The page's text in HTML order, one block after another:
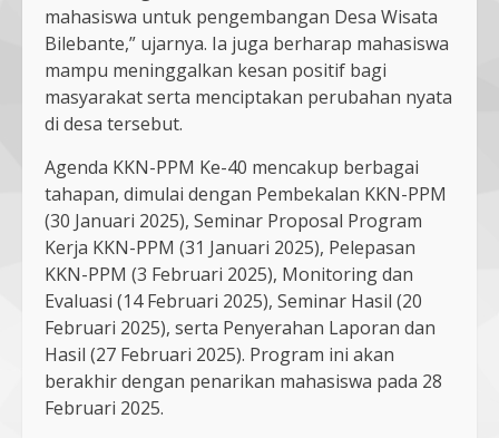
mahasiswa untuk pengembangan Desa Wisata
Bilebante,” ujarnya. Ia juga berharap mahasiswa
mampu meninggalkan kesan positif bagi
masyarakat serta menciptakan perubahan nyata
di desa tersebut.
Agenda KKN-PPM Ke-40 mencakup berbagai
tahapan, dimulai dengan Pembekalan KKN-PPM
(30 Januari 2025), Seminar Proposal Program
Kerja KKN-PPM (31 Januari 2025), Pelepasan
KKN-PPM (3 Februari 2025), Monitoring dan
Evaluasi (14 Februari 2025), Seminar Hasil (20
Februari 2025), serta Penyerahan Laporan dan
Hasil (27 Februari 2025). Program ini akan
berakhir dengan penarikan mahasiswa pada 28
Februari 2025.